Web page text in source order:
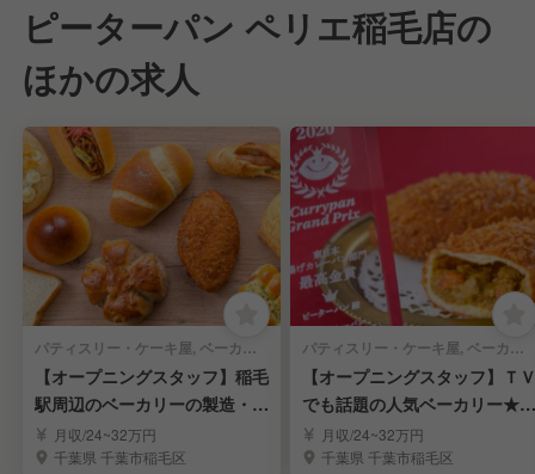
ピーターパン ペリエ稲毛店の
ほかの求人
パティスリー・ケーキ屋, ベーカリー・ブーランジェリー | ブーランジェ・ベーカー
【オープニングスタッフ】稲毛
駅周辺のベーカリーの製造・販
売★完全週休二日
月収/24~32万円
千葉県 千葉市稲毛区
パティスリー・ケーキ屋, ベーカリー・ブーランジェリー | 調理見習い・調理補助
【オープニングスタッフ】ＴＶ
でも話題の人気ベーカリー★遠
方の方に引越補助有
月収/24~32万円
千葉県 千葉市稲毛区